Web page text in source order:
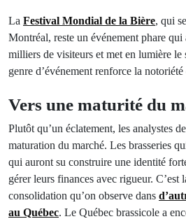
La Festival Mondial de la Bière, qui
Montréal, reste un événement phare qui
milliers de visiteurs et met en lumière
genre d’événement renforce la
Vers une maturité du
Plutôt qu’un éclatement, les analystes
maturation du marché. Les brasseries
qui auront su construire une identité
gérer leurs finances avec rigueur. C’est
consolidation qu’on observe dans
au Québec. Le Québec brassicole a